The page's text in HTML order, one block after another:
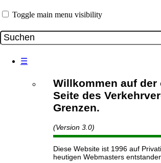
Toggle main menu visibility
☰
Willkommen auf der
Seite des
Grenzen.
(Version 3.0)
Diese Website ist 1996 auf
heutigen Webmasters